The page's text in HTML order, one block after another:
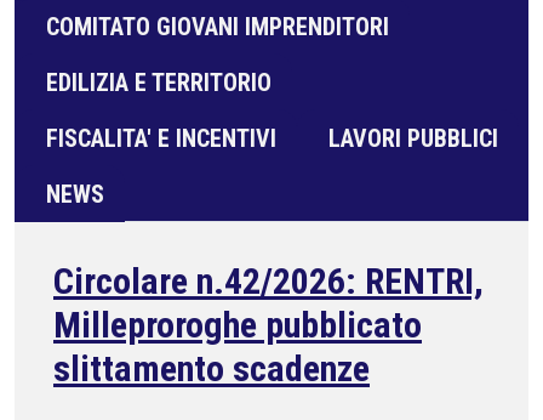
COMITATO GIOVANI IMPRENDITORI
EDILIZIA E TERRITORIO
FISCALITA' E INCENTIVI
LAVORI PUBBLICI
NEWS
Circolare n.42/2026: RENTRI,
Milleproroghe pubblicato
slittamento scadenze